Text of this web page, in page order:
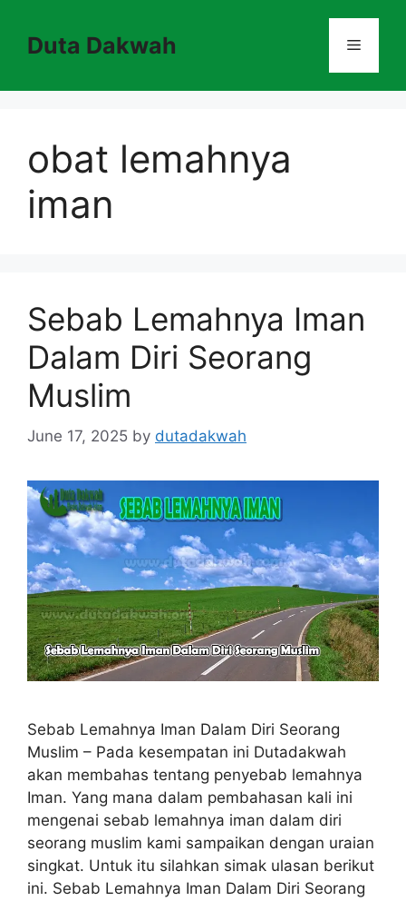
contentDuta Dakwah Menu
obat lemahnya
iman
Sebab Lemahnya Iman
Dalam Diri Seorang
Muslim
June 17, 2025 by dutadakwah
Sebab Lemahnya Iman Dalam Diri Seorang
Muslim – Pada kesempatan ini Dutadakwah
akan membahas tentang penyebab lemahnya
Iman. Yang mana dalam pembahasan kali ini
mengenai sebab lemahnya iman dalam diri
seorang muslim kami sampaikan dengan uraian
singkat. Untuk itu silahkan simak ulasan berikut
ini. Sebab Lemahnya Iman Dalam Diri Seorang